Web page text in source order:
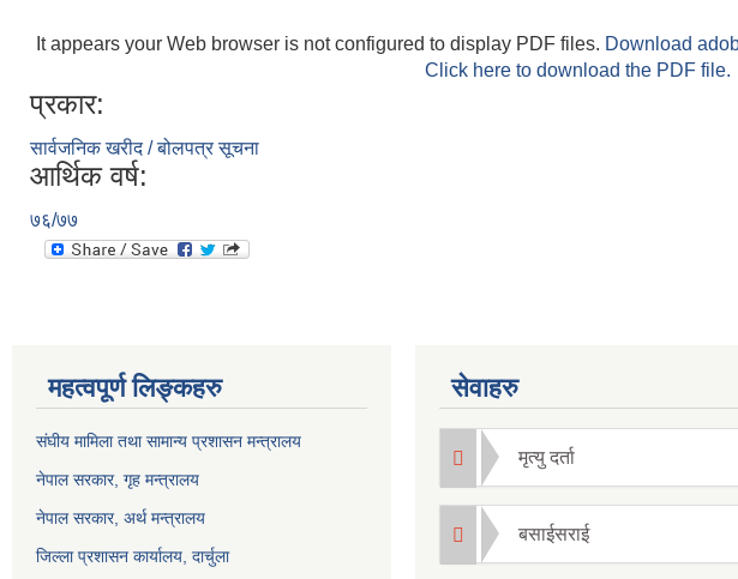
It appears your Web browser is not configured to display PDF files. Download
Click here to download the PDF file.
प्रकार:
सार्वजनिक खरीद / बोलपत्र सूचना
आर्थिक वर्ष:
७६/७७
महत्वपूर्ण लिङ्कहरु
संघीय मामिला तथा सामान्य प्रशासन मन्त्रालय
नेपाल सरकार, गृह मन्त्रालय
नेपाल सरकार, अर्थ मन्त्रालय
जिल्ला प्रशासन कार्यालय, दार्चुला
सेवाहरु
मृत्यु दर्ता
बसाईसराई